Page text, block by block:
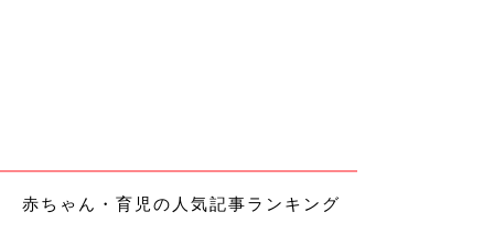
赤ちゃん・育児の人気記事ランキング